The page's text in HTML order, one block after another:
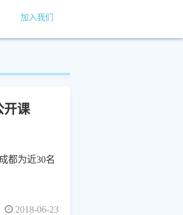
加入我们
开课
都为近30名
2018-06-23